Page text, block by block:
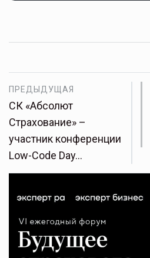
ПРЕДЫДУЩАЯ
СК «Абсолют
Страхование» –
участник конференции
Low-Code Day…